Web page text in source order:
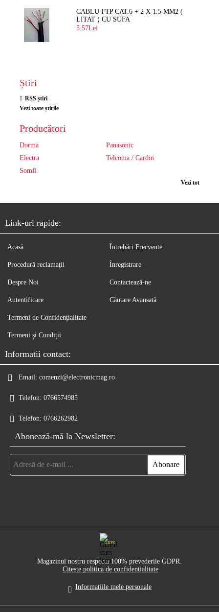
CABLU FTP CAT.6 + 2 X 1.5 MM2 (
LITAT ) CU SUFA
5.57Lei
Știri
RSS știri
Vezi toate știrile
Producători
Dorma
Panasonic
Electra
Telcoma / Cardin
Somfi
Vezi tot
Link-uri rapide:
Acasă
Procedură reclamaţii
Despre Noi
Autentificare
Întrebări Frecvente
Înregistrare
Contactează-ne
Căutare Avansată
Termeni de Confidențialitate
Termeni și Condiții
Informatii contact:
Email: comenzi@electronicmag.ro
Telefon: 0766574985
Telefon: 0766262982
Abonează-mă la Newsletter:
GDPR
Magazinul nostru respecta 100% prevederile GDPR.
Citeste politica de confidentialitate
Informatiile mele personale